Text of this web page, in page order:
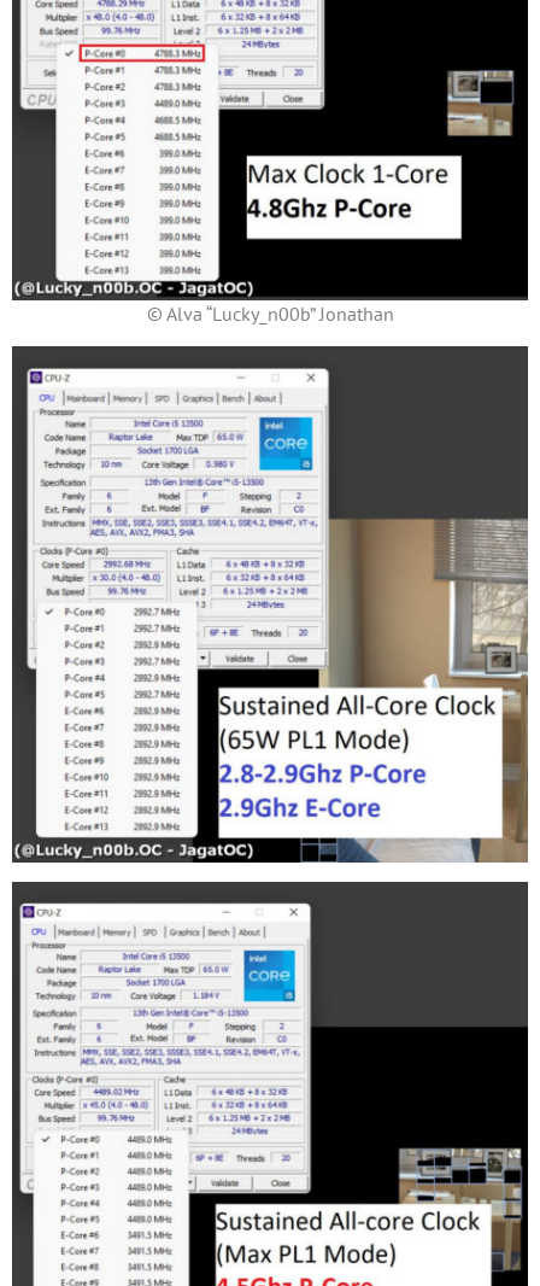
© Alva “Lucky_n00b” Jonathan